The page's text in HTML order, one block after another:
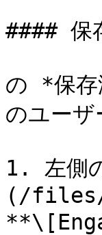
#### 保
の *保存
のユーザ
1. 左側
(/files/